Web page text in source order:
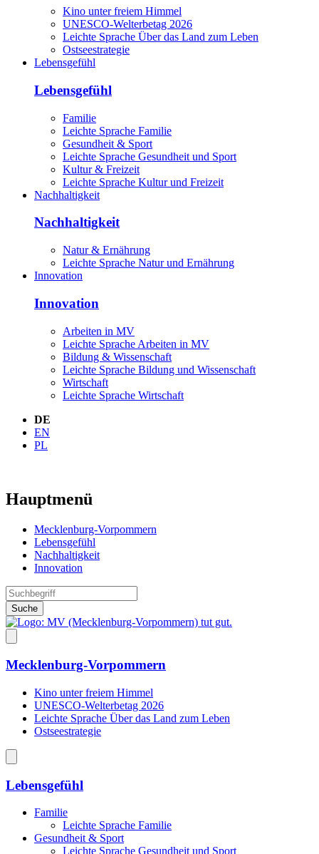
Kino unter freiem Himmel
UNESCO-Welterbetag 2026
Leichte Sprache Über das Land zum Leben
Ostseestrategie
Lebensgefühl
Lebensgefühl
Familie
Leichte Sprache Familie
Gesundheit & Sport
Leichte Sprache Gesundheit und Sport
Kultur & Freizeit
Leichte Sprache Kultur und Freizeit
Nachhaltigkeit
Nachhaltigkeit
Natur & Ernährung
Leichte Sprache Natur und Ernährung
Innovation
Innovation
Arbeiten in MV
Leichte Sprache Arbeiten in MV
Bildung & Wissenschaft
Leichte Sprache Bildung und Wissenschaft
Wirtschaft
Leichte Sprache Wirtschaft
DE
EN
PL
Hauptmenü
Mecklenburg-Vorpommern
Lebensgefühl
Nachhaltigkeit
Innovation
Suche
Mecklenburg-Vorpommern
Kino unter freiem Himmel
UNESCO-Welterbetag 2026
Leichte Sprache Über das Land zum Leben
Ostseestrategie
Lebensgefühl
Familie
Leichte Sprache Familie
Gesundheit & Sport
Leichte Sprache Gesundheit und Sport